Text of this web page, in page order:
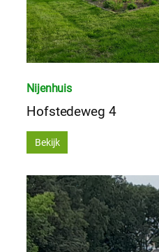
Nijenhuis
Hofstedeweg 4
Bekijk